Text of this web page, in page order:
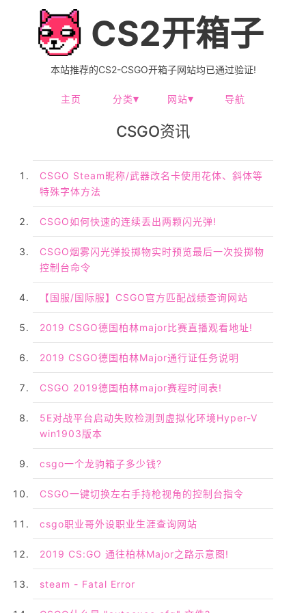
CS2开箱子
本站推荐的CS2-CSGO开箱子网站均已通过验证!
主页 分类 网站 导航
CSGO资讯
CSGO Steam昵称/武器改名卡使用花体、斜体等
特殊字体方法
CSGO如何快速的连续丢出两颗闪光弹!
CSGO烟雾闪光弹投掷物实时预览最后一次投掷物
控制台命令
【国服/国际服】CSGO官方匹配战绩查询网站
2019 CSGO德国柏林major比赛直播观看地址!
2019 CSGO德国柏林Major通行证任务说明
CSGO 2019德国柏林major赛程时间表!
5E对战平台启动失败检测到虚拟化环境Hyper-V
win1903版本
csgo一个龙驹箱子多少钱?
CSGO一键切换左右手持枪视角的控制台指令
csgo职业哥外设职业生涯查询网站
2019 CS:GO 通往柏林Major之路示意图!
steam - Fatal Error